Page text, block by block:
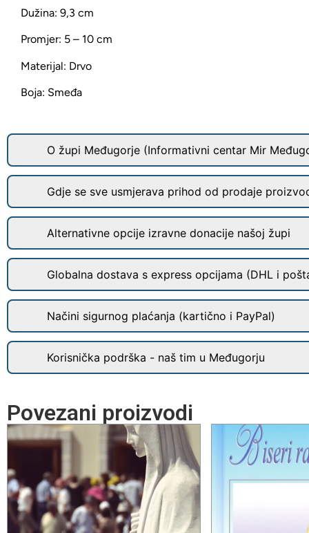
Dužina: 9,3 cm
Promjer: 5 – 10 cm
Materijal: Drvo
Boja: Smeđa
O župi Međugorje (Informativni centar Mir
Gdje se sve usmjerava prihod od prodaje
Alternativne opcije izravne donacije našoj župi
Globalna dostava s express opcijama (DHL i
Načini sigurnog plaćanja (kartično i PayPal)
Korisnička podrška - naš tim u Međugorju
Povezani proizvodi